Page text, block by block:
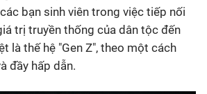
bạn sinh viên trong việc tiếp nối
trị truyền thống của dân tộc đến
là thế hệ "Gen Z", theo một cách
đầy hấp dẫn.